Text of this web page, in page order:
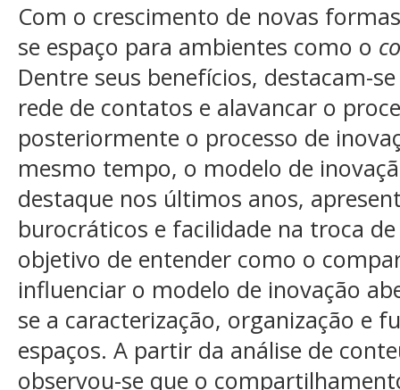
Com o crescimento de novas
se espaço para ambientes como o
Dentre seus benefícios, destacam-
rede de contatos e alavancar o
posteriormente o processo de
mesmo tempo, o modelo de
destaque nos últimos anos,
burocráticos e facilidade na troca
objetivo de entender como o
influenciar o modelo de inovação
se a caracterização, organização e
espaços. A partir da análise de
observou-se que o